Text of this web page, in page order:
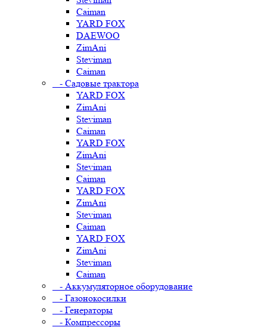
Caiman
YARD FOX
DAEWOO
ZimAni
Steviman
Caiman
- Садовые трактора
YARD FOX
ZimAni
Steviman
Caiman
YARD FOX
ZimAni
Steviman
Caiman
YARD FOX
ZimAni
Steviman
Caiman
YARD FOX
ZimAni
Steviman
Caiman
- Аккумуляторное оборудование
- Газонокосилки
- Генераторы
- Компрессоры